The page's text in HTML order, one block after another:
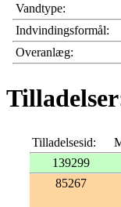
Vandtype:
Indvindingsformål:
Overanlæg:
Tilladelsesid:
139299
85267